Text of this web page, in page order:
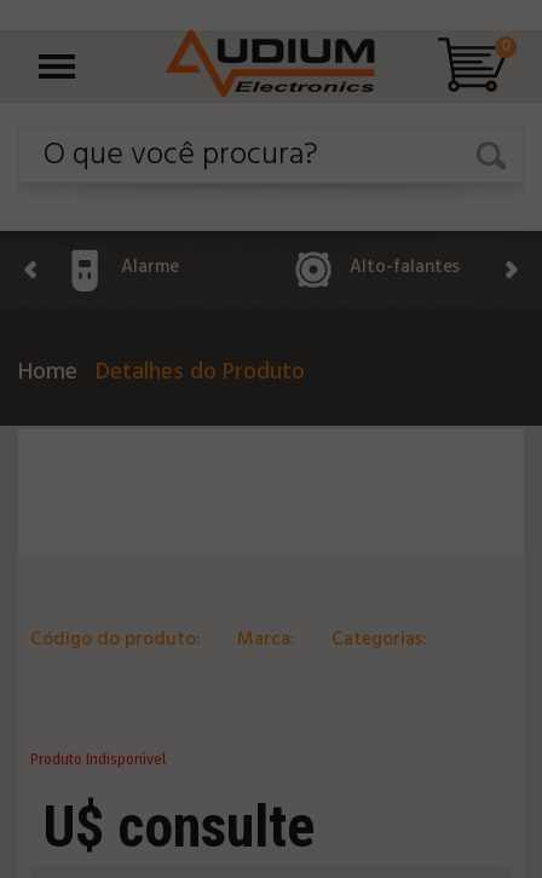
0
Alarme Alto-falantes
Home Detalhes do Produto
Código do produto: Marca: Categorias:
Produto Indisponível
U$ consulte